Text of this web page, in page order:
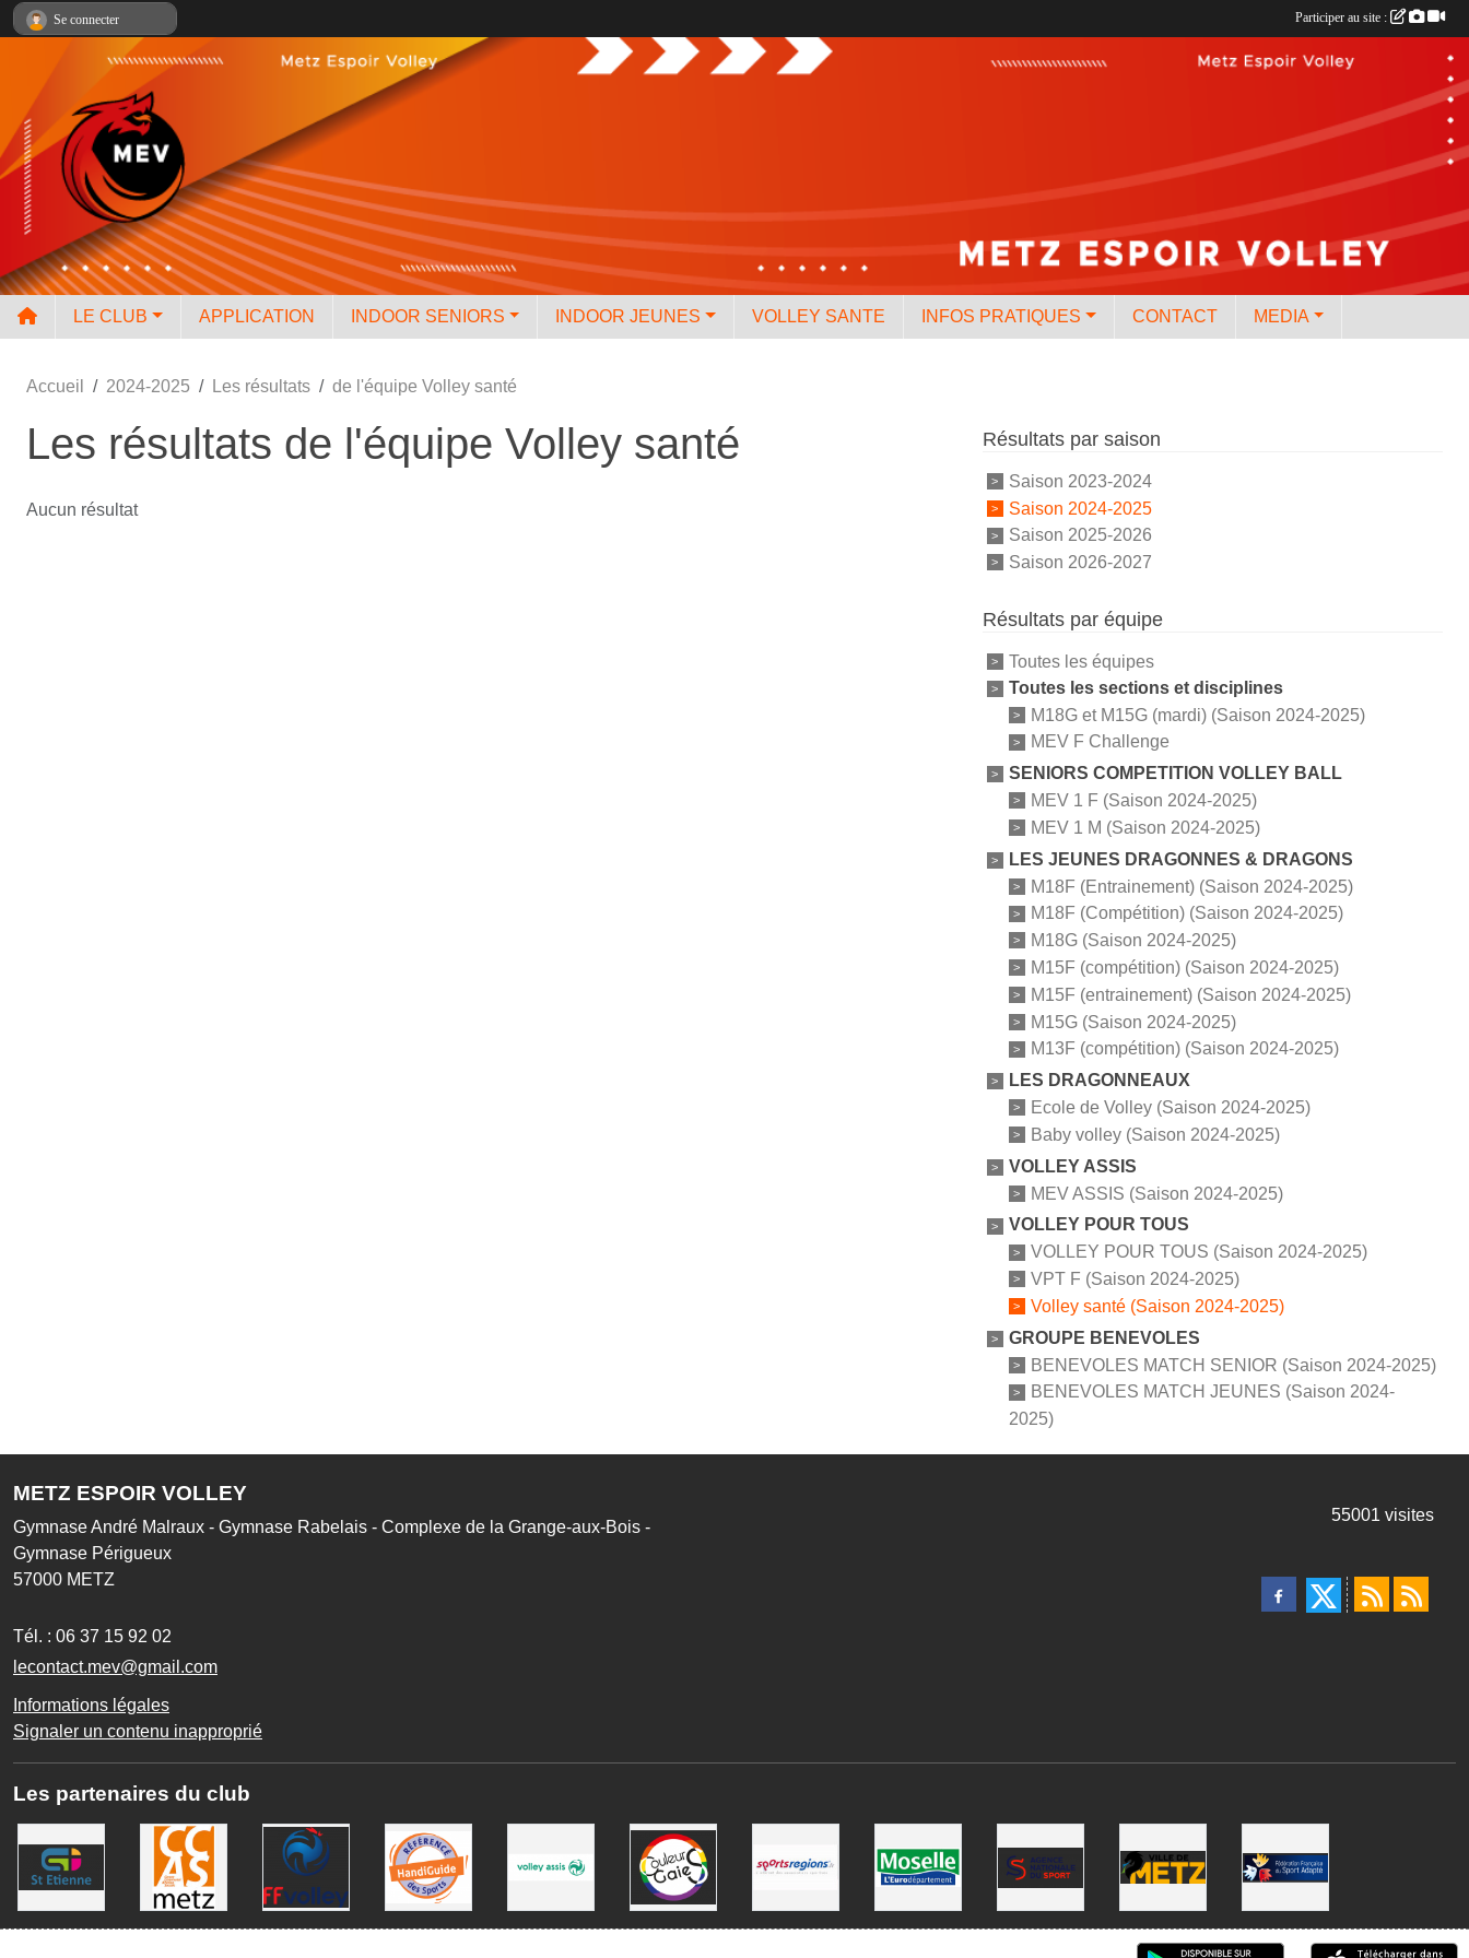
LE CLUB APPLICATION INDOOR SENIORS INDOOR JEUNES VOLLEY SANTE INFOS PRATIQUES CONTACT MEDIA
Accueil 2024-2025 Les résultats de l'équipe Volley santé
Les résultats de l'équipe Volley santé
Aucun résultat
Résultats par saison
Saison 2023-2024
Saison 2024-2025
Saison 2025-2026
Saison 2026-2027
Résultats par équipe
Toutes les équipes
Toutes les sections et disciplines
M18G et M15G (mardi) (Saison 2024-2025)
MEV F Challenge
SENIORS COMPETITION VOLLEY BALL
MEV 1 F (Saison 2024-2025)
MEV 1 M (Saison 2024-2025)
LES JEUNES DRAGONNES & DRAGONS
M18F (Entrainement) (Saison 2024-2025)
M18F (Compétition) (Saison 2024-2025)
M18G (Saison 2024-2025)
M15F (compétition) (Saison 2024-2025)
M15F (entrainement) (Saison 2024-2025)
M15G (Saison 2024-2025)
M13F (compétition) (Saison 2024-2025)
LES DRAGONNEAUX
Ecole de Volley (Saison 2024-2025)
Baby volley (Saison 2024-2025)
VOLLEY ASSIS
MEV ASSIS (Saison 2024-2025)
VOLLEY POUR TOUS
VOLLEY POUR TOUS (Saison 2024-2025)
VPT F (Saison 2024-2025)
Volley santé (Saison 2024-2025)
GROUPE BENEVOLES
BENEVOLES MATCH SENIOR (Saison 2024-2025)
BENEVOLES MATCH JEUNES (Saison 2024-
2025)
METZ ESPOIR VOLLEY
Gymnase André Malraux - Gymnase Rabelais - Complexe de la Grange-aux-Bois -
Gymnase Périgueux
57000 METZ
Tél. : 06 37 15 92 02
lecontact.mev@gmail.com
Informations légales
Signaler un contenu inapproprié
55001 visites
Les partenaires du club
Se connecter Participer au site :
Panneau de gestion des cookies